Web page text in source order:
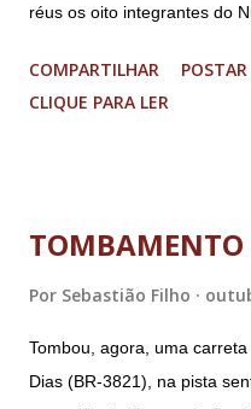
réus os oito integrantes do
(PGR): o deputado federal
Agência Brasileira de
Segurança Institucional
Sérgio Nogueira, ex-
reserva Walter Braga Netto,
COMPARTILHAR
CLIQUE PARA LER
TOMBAMENTO
Por Sebastião Filho
Tombou, agora, uma
Dias (BR-3821), na pista